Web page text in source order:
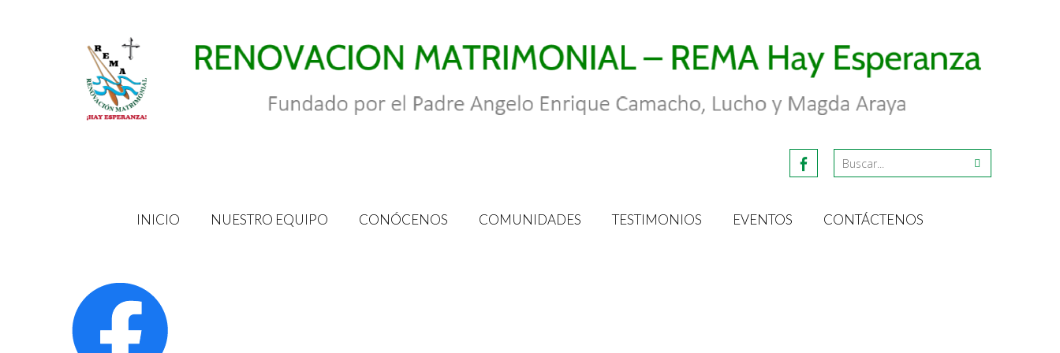
INICIO NUESTRO EQUIPO CONÓCENOS COMUNIDADES TESTIMONIOS EVENTOS CONTÁCTENOS